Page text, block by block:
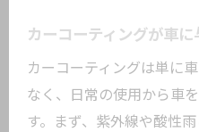
ンテナンス方法
適切な洗車頻度
メンテナンスに
メンテナンス
カーコーティングが車
カーコーティングは単に
なく、日常の使用から車
す。まず、紫外線や酸性